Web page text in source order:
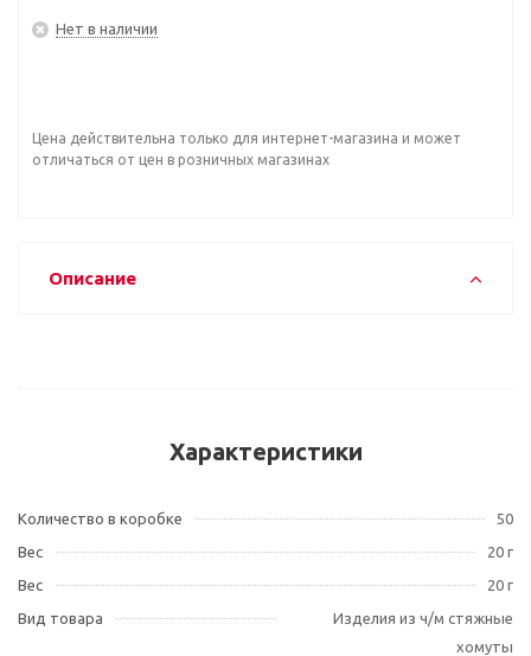
Нет в наличии
Цена действительна только для интернет-магазина и может
отличаться от цен в розничных магазинах
Описание
Характеристики
Количество в коробке
50
Вес
20 г
Вес
20 г
Вид товара
Изделия из ч/м стяжные
хомуты